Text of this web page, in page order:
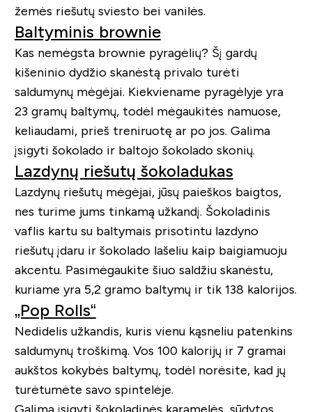
žemės riešutų sviesto bei vanilės.
Baltyminis brownie
Kas nemėgsta brownie pyragėlių? Šį gardų
kišeninio dydžio skanėstą privalo turėti
saldumynų mėgėjai. Kiekviename pyragėlyje yra
23 gramų baltymų, todėl mėgaukitės namuose,
keliaudami, prieš treniruotę ar po jos. Galima
įsigyti šokolado ir baltojo šokolado skonių.
Lazdynų riešutų šokoladukas
Lazdynų riešutų mėgėjai, jūsų paieškos baigtos,
nes turime jums tinkamą užkandį. Šokoladinis
vaflis kartu su baltymais prisotintu lazdyno
riešutų įdaru ir šokolado lašeliu kaip baigiamuoju
akcentu. Pasimėgaukite šiuo saldžiu skanėstu,
kuriame yra 5,2 gramo baltymų ir tik 138 kalorijos.
„Pop Rolls“
Nedidelis užkandis, kuris vienu kąsneliu patenkins
saldumynų troškimą. Vos 100 kalorijų ir 7 gramai
aukštos kokybės baltymų, todėl norėsite, kad jų
turėtumėte savo spintelėje.